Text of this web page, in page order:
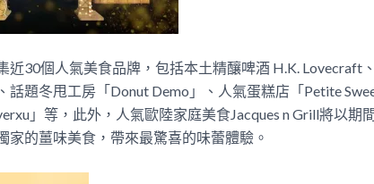
近30個人氣美食品牌，包括本土精釀啤酒 H.K. Lovecraft
話題冬甩工房「Donut Demo」、人氣蛋糕店「Petite
」等，此外，人氣歐陸家庭美食Jacques n Grill將以期
家的薑味美食，帶來最驚喜的味蕾體驗。